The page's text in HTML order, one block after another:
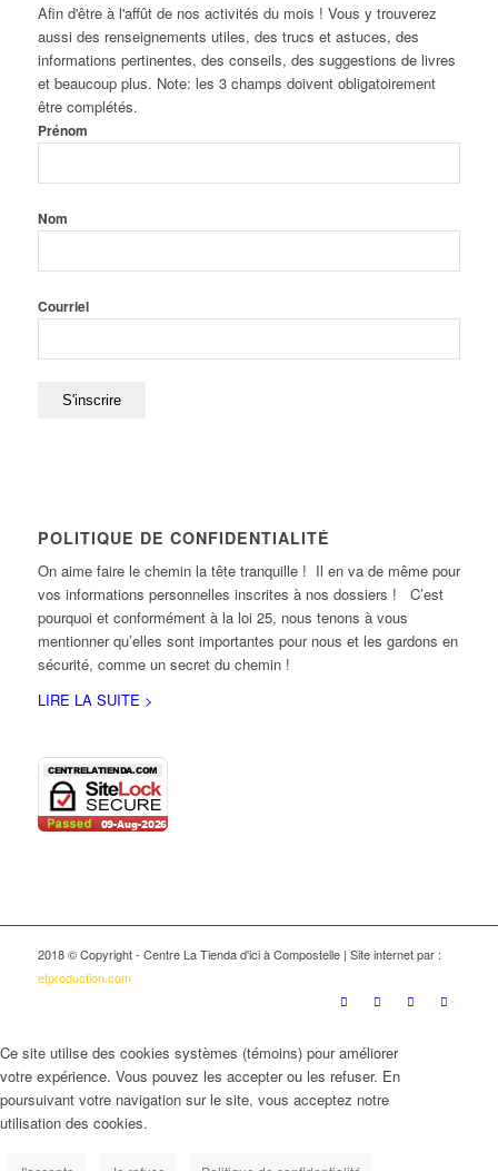
Afin d'être à l'affût de nos activités du mois ! Vous y trouverez
aussi des renseignements utiles, des trucs et astuces, des
informations pertinentes, des conseils, des suggestions de livres
et beaucoup plus. Note: les 3 champs doivent obligatoirement
être complétés.
Prénom
Nom
Courriel
POLITIQUE DE CONFIDENTIALITÉ
On aime faire le chemin la tête tranquille ! Il en va de même pour
vos informations personnelles inscrites à nos dossiers ! C’est
pourquoi et conformément à la loi 25, nous tenons à vous
mentionner qu’elles sont importantes pour nous et les gardons en
sécurité, comme un secret du chemin !
LIRE LA SUITE >
2018 © Copyright - Centre La Tienda d'ici à Compostelle | Site internet par :
etproduction.com
Ce site utilise des cookies systèmes (témoins) pour améliorer
votre expérience. Vous pouvez les accepter ou les refuser. En
poursuivant votre navigation sur le site, vous acceptez notre
utilisation des cookies.